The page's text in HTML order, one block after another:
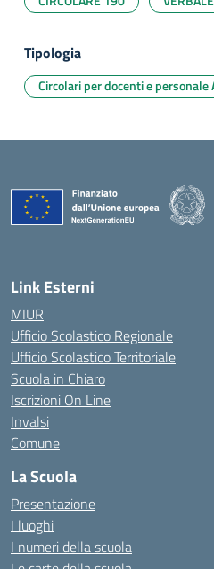
Tipologia
Circolari per docenti e personale
Link Esterni
MIUR
Ufficio Scolastico Regionale
Ufficio Scolastico Territoriale
Scuola in Chiaro
Iscrizioni On Line
Invalsi
Comune
La Scuola
Presentazione
I luoghi
I numeri della scuola